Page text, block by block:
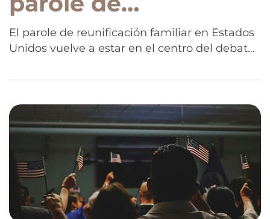
reunificación
familiar en Estados
Unidos tras la
decisión de una
jueza federal
El parole de reunificación familiar en Estados
Unidos vuelve a estar en el centro del debate
abre interrogantes y obliga a miles de familias
derechos actuales y los próximos pasos
posibles.